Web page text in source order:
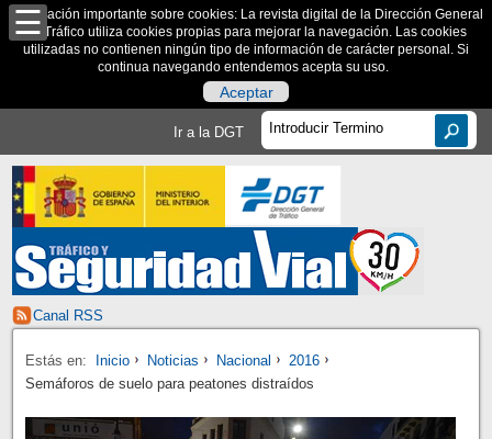
Información importante sobre cookies: La revista digital de la Dirección General
de Tráfico utiliza cookies propias para mejorar la navegación. Las cookies
utilizadas no contienen ningún tipo de información de carácter personal. Si
continua navegando entendemos acepta su uso.
Aceptar
Ir a la DGT
Canal RSS
Estás en: Inicio Noticias Nacional
2016
Semáforos de suelo para peatones distraídos